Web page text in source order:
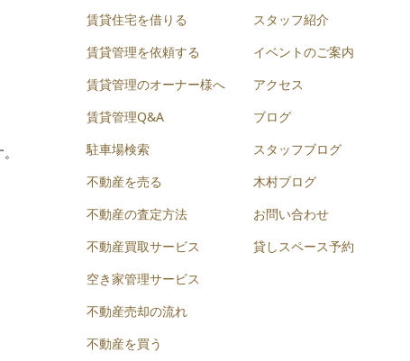
賃貸住宅を借りる
賃貸管理を依頼する
賃貸管理のオーナー様へ
賃貸管理Q&A
駐車場検索
不動産を売る
不動産の査定方法
不動産買取サービス
空き家管理サービス
不動産売却の流れ
不動産を買う
スタッフ紹介
イベントのご案内
アクセス
ブログ
スタッフブログ
木村ブログ
お問い合わせ
貸しスペース予約